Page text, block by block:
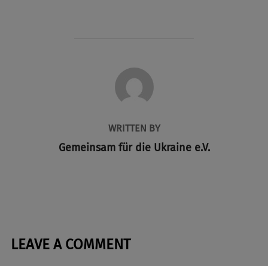
POST AUTHOR
WRITTEN BY
Gemeinsam für die Ukraine e.V.
LEAVE A COMMENT